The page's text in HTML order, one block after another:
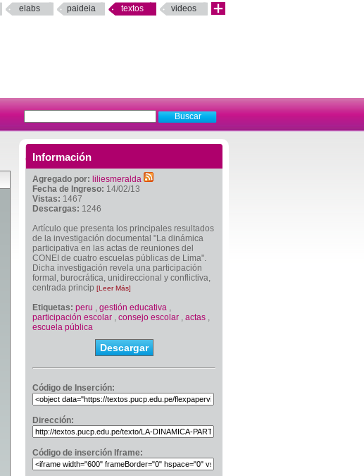
elabs paideia textos videos
Información
Agregado por: liliesmeralda
Fecha de Ingreso: 14/02/13
Vistas: 1467
Descargas: 1246
Artículo que presenta los principales resultados
de la investigación documental "La dinámica
participativa en las actas de reuniones del
CONEI de cuatro escuelas públicas de Lima".
Dicha investigación revela una participación
formal, burocrática, unidireccional y conflictiva,
centrada princip [Leer Más]
Etiquetas: peru , gestión educativa ,
participación escolar , consejo escolar , actas ,
escuela pública
Descargar
Código de Inserción:
Dirección:
Código de inserción Iframe: